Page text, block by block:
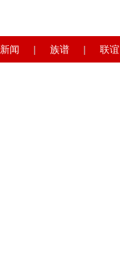
新闻 | 族谱 | 联谊